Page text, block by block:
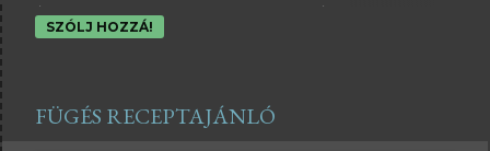
és ami nagyon fontos a növények keringése
szempontjából: a nappali és éjszakai
csúcs és a hajnali minimum között akár 20 Celsius fokos
SZÓLJ HOZZÁ!
FÜGÉS RECEPTAJÁNLÓ